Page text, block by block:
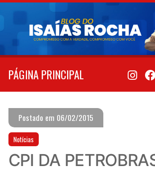
Pular
conteúdo
PÁGINA PRINCIPAL
Postado em 06/02/2015
Notícias
CPI DA